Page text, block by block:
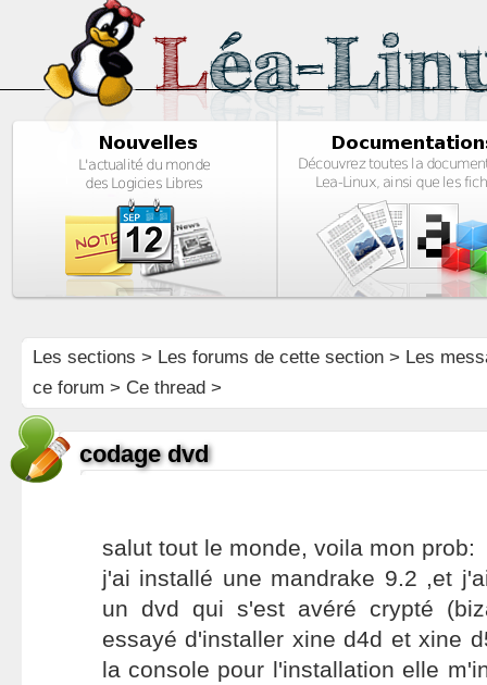
Les sections > Les forums de cette section> Les
ce forum > Ce thread >
codage dvd
salut tout le monde, voila mon prob:
j'ai installé une mandrake 9.2 ,et
un dvd qui s'est avéré crypté
essayé d'installer xine d4d et xine
la console pour l'installation elle